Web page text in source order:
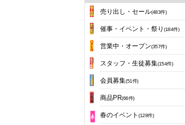
売り出し・セール(483件)
催事・イベント・祭り (184件)
営業中・オープン(357件)
スタッフ・生徒募集(154件)
会員募集(51件)
商品PR(66件)
春のイベント (128件)